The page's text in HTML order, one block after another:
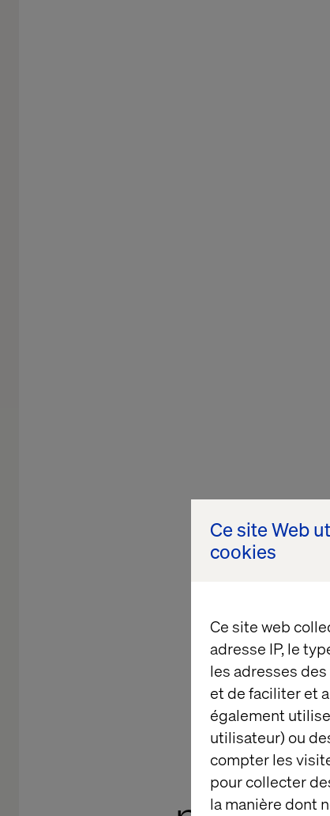
Ce site Web
cookies
Ce site web
adresse IP, le
les adresses
et de faciliter et
également
utilisateur) ou
compter les
pour collecter
la manière dont